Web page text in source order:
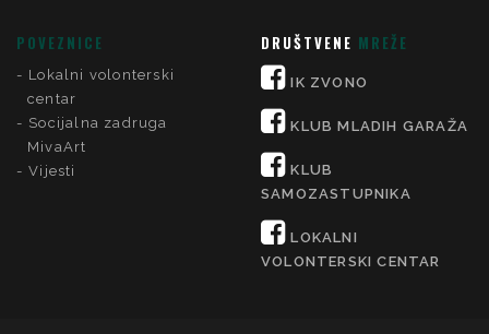
POVEZNICE
Lokalni volonterski
centar
Socijalna zadruga
MivaArt
Vijesti
DRUŠTVENE MREŽE
IK ZVONO
KLUB MLADIH GARAŽA
KLUB
SAMOZASTUPNIKA
LOKALNI
VOLONTERSKI CENTAR